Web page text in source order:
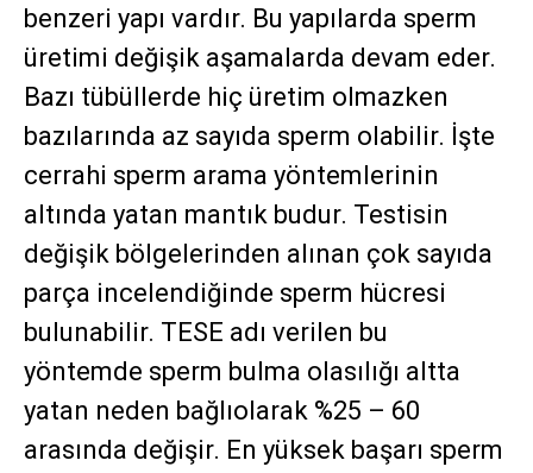
benzeri yapı vardır. Bu yapılarda sperm
üretimi değişik aşamalarda devam eder.
Bazı tübüllerde hiç üretim olmazken
bazılarında az sayıda sperm olabilir. İşte
cerrahi sperm arama yöntemlerinin
altında yatan mantık budur. Testisin
değişik bölgelerinden alınan çok sayıda
parça incelendiğinde sperm hücresi
bulunabilir. TESE adı verilen bu
yöntemde sperm bulma olasılığı altta
yatan neden bağlıolarak %25 – 60
arasında değişir. En yüksek başarı sperm